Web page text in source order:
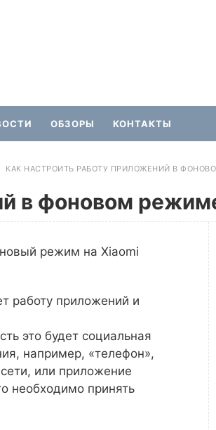
ОБЗОРЫ КОНТАКТЫ
КАК НАСТРОИТЬ РАБОТУ ПРИЛОЖЕНИЙ В
в фоновом
режим на Xiaomi
работу приложений и
это будет социальная
например, «телефон»,
или приложение
необходимо принять